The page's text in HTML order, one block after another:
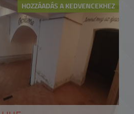
HOZZÁADÁS A KEDVENCEKHEZ